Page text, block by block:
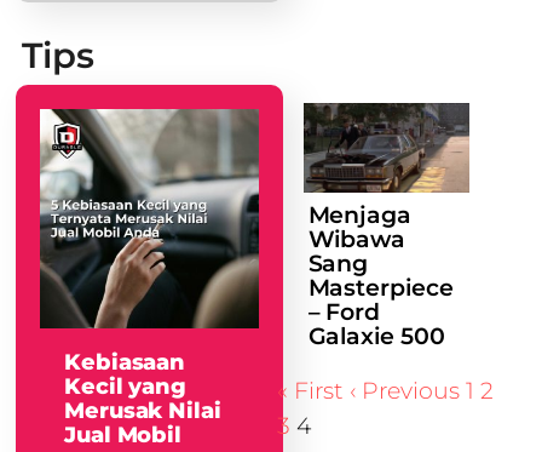
Tips
Kebiasaan
Kecil yang
Merusak Nilai
Jual Mobil
Menjaga
Wibawa
Sang
Masterpiece
– Ford
Galaxie 500
« First ‹ Previous 1 2
3 4